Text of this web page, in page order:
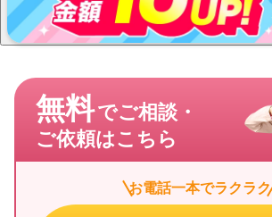
無料でご相談・
ご依頼はこちら
お電話一本でラクラク